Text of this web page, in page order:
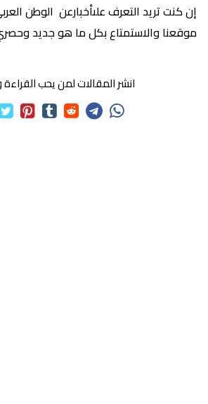
إن كنت تريد التعرف علىأخبارعن الوطن
موقعنا والاستمتاع بكل ما هو جديد
انشر المقالات لمن يحب القراءة